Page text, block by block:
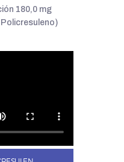
180,0 mg